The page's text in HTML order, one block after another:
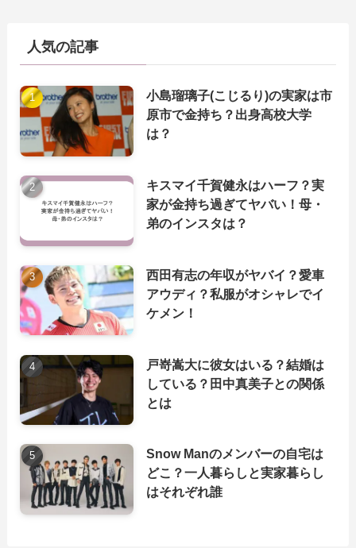
人気の記事
小島瑠璃子(こじるり)の実家は市
原市で金持ち？出身高校大学
は？
キスマイ千賀健永はハーフ？実
家が金持ち過ぎてヤバい！母・
弟のインスタは？
西田有志の年収がヤバイ？愛車
アウディ？私服がオシャレでイ
ケメン！
戸嵜嵩大に彼女はいる？結婚は
している？田中真美子との関係
とは
Snow Manのメンバーの自宅は
どこ？一人暮らしと実家暮らし
はそれぞれ誰